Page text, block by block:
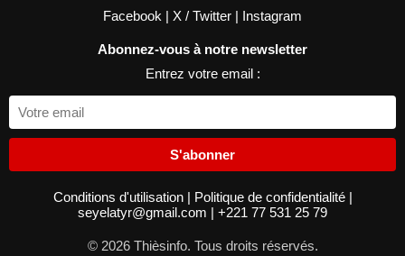
Facebook | X / Twitter | Instagram
Abonnez-vous à notre newsletter
Entrez votre email :
S'abonner
Conditions d'utilisation | Politique de confidentialité |
seyelatyr@gmail.com | +221 77 531 25 79
© 2026 Thièsinfo. Tous droits réservés.